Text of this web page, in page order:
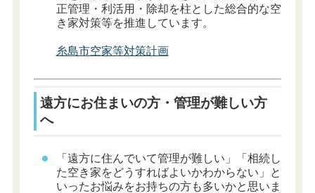
正管理・利活用・除却を柱とした総合的な空
き家対策等を推進しています。
糸島市空家等対策計画
遠方にお住まいの方・管理が難しい方
へ
「遠方に住んでいて管理が難しい」「相続し
た空き家をどうすればよいかわからない」と
いったお悩みをお持ちの方も多いかと思いま